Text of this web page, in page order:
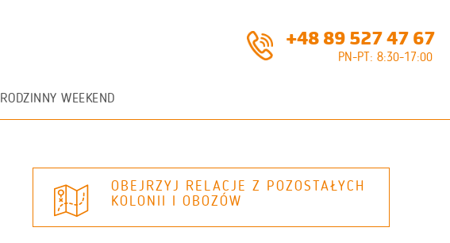
+48 89 527 47 67
PN-PT: 8:30-17:00
RODZINNY WEEKEND
OBEJRZYJ RELACJE Z POZOSTAŁYCH
KOLONII I OBOZÓW